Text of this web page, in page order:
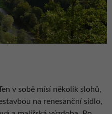
v sobě mísí několik slohů,
na renesanční sídlo,